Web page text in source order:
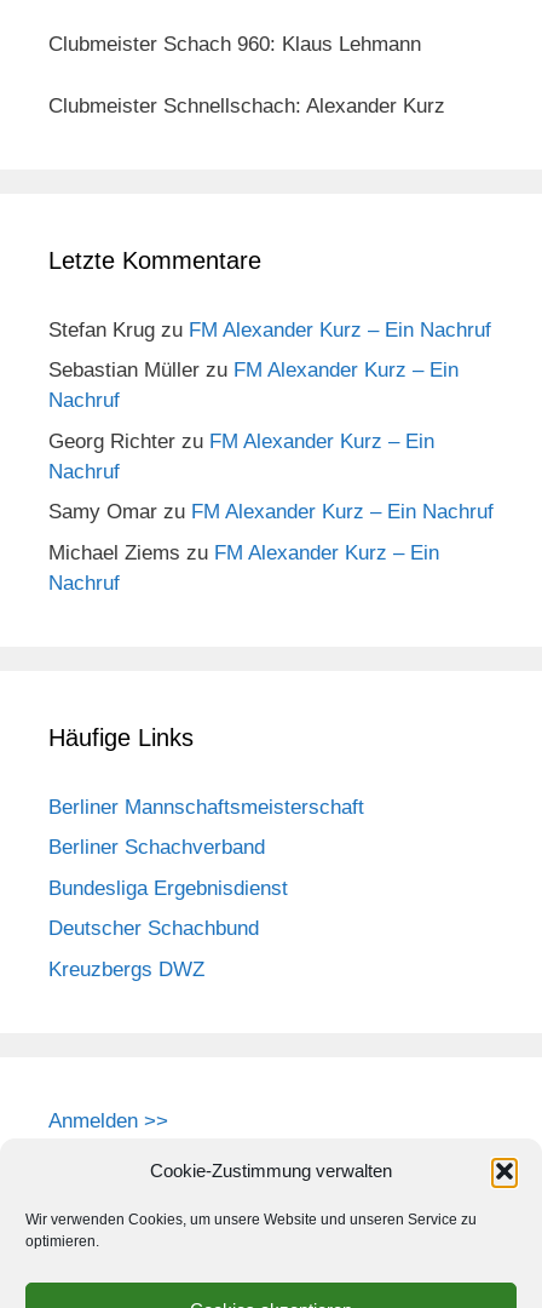
Cookie-Zustimmung verwalten
Wir verwenden Cookies, um unsere Website und unseren Service zu
optimieren.
Clubmeister Schach 960: Klaus Lehmann
Clubmeister Schnellschach: Alexander Kurz
Letzte Kommentare
Stefan Krug zu FM Alexander Kurz – Ein Nachruf
Sebastian Müller zu FM Alexander Kurz – Ein
Nachruf
Georg Richter zu FM Alexander Kurz – Ein
Nachruf
Samy Omar zu FM Alexander Kurz – Ein Nachruf
Michael Ziems zu FM Alexander Kurz – Ein
Nachruf
Häufige Links
Berliner Mannschaftsmeisterschaft
Berliner Schachverband
Bundesliga Ergebnisdienst
Deutscher Schachbund
Kreuzbergs DWZ
Anmelden >>